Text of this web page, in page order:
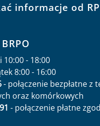
informacje od
10:00 - 18:00
8:00 - 16:00
- połączenie bezpłatne z
oraz komórkowych
- połączenie płatne